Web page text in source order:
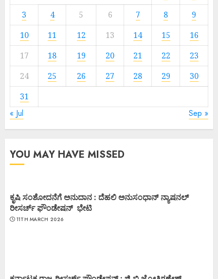
3
4 5 6 7 8
9
10
11 12 13 14 15
16
17
18 19 20 21 22
23
24
25 26 27 28 29
30
31
« Jul Sep »
YOU MAY HAVE MISSED
ಕೃಷಿ ಸಂಶೋದನೆಗೆ ಅನುದಾನ : ದೆಹಲಿ ಅನುಸಂಧಾನ್ ನ್ಯಾಷನಲ್
ರೀಸರ್ಚ್ ಫೌಂಡೇಷನ್ ಭೇಟಿ
11TH MARCH 2026